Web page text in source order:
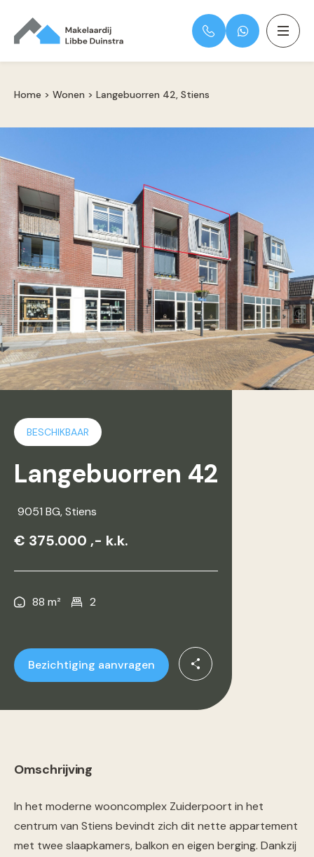
Home > Wonen > Langebuorren 42, Stiens
BESCHIKBAAR
Langebuorren 42
9051 BG, Stiens
€ 375.000 ,- k.k.
88 m² 2
Bezichtiging aanvragen
Omschrijving
In het moderne wooncomplex Zuiderpoort in het
centrum van Stiens bevindt zich dit nette appartement
met twee slaapkamers, balkon en eigen berging. Dankzij